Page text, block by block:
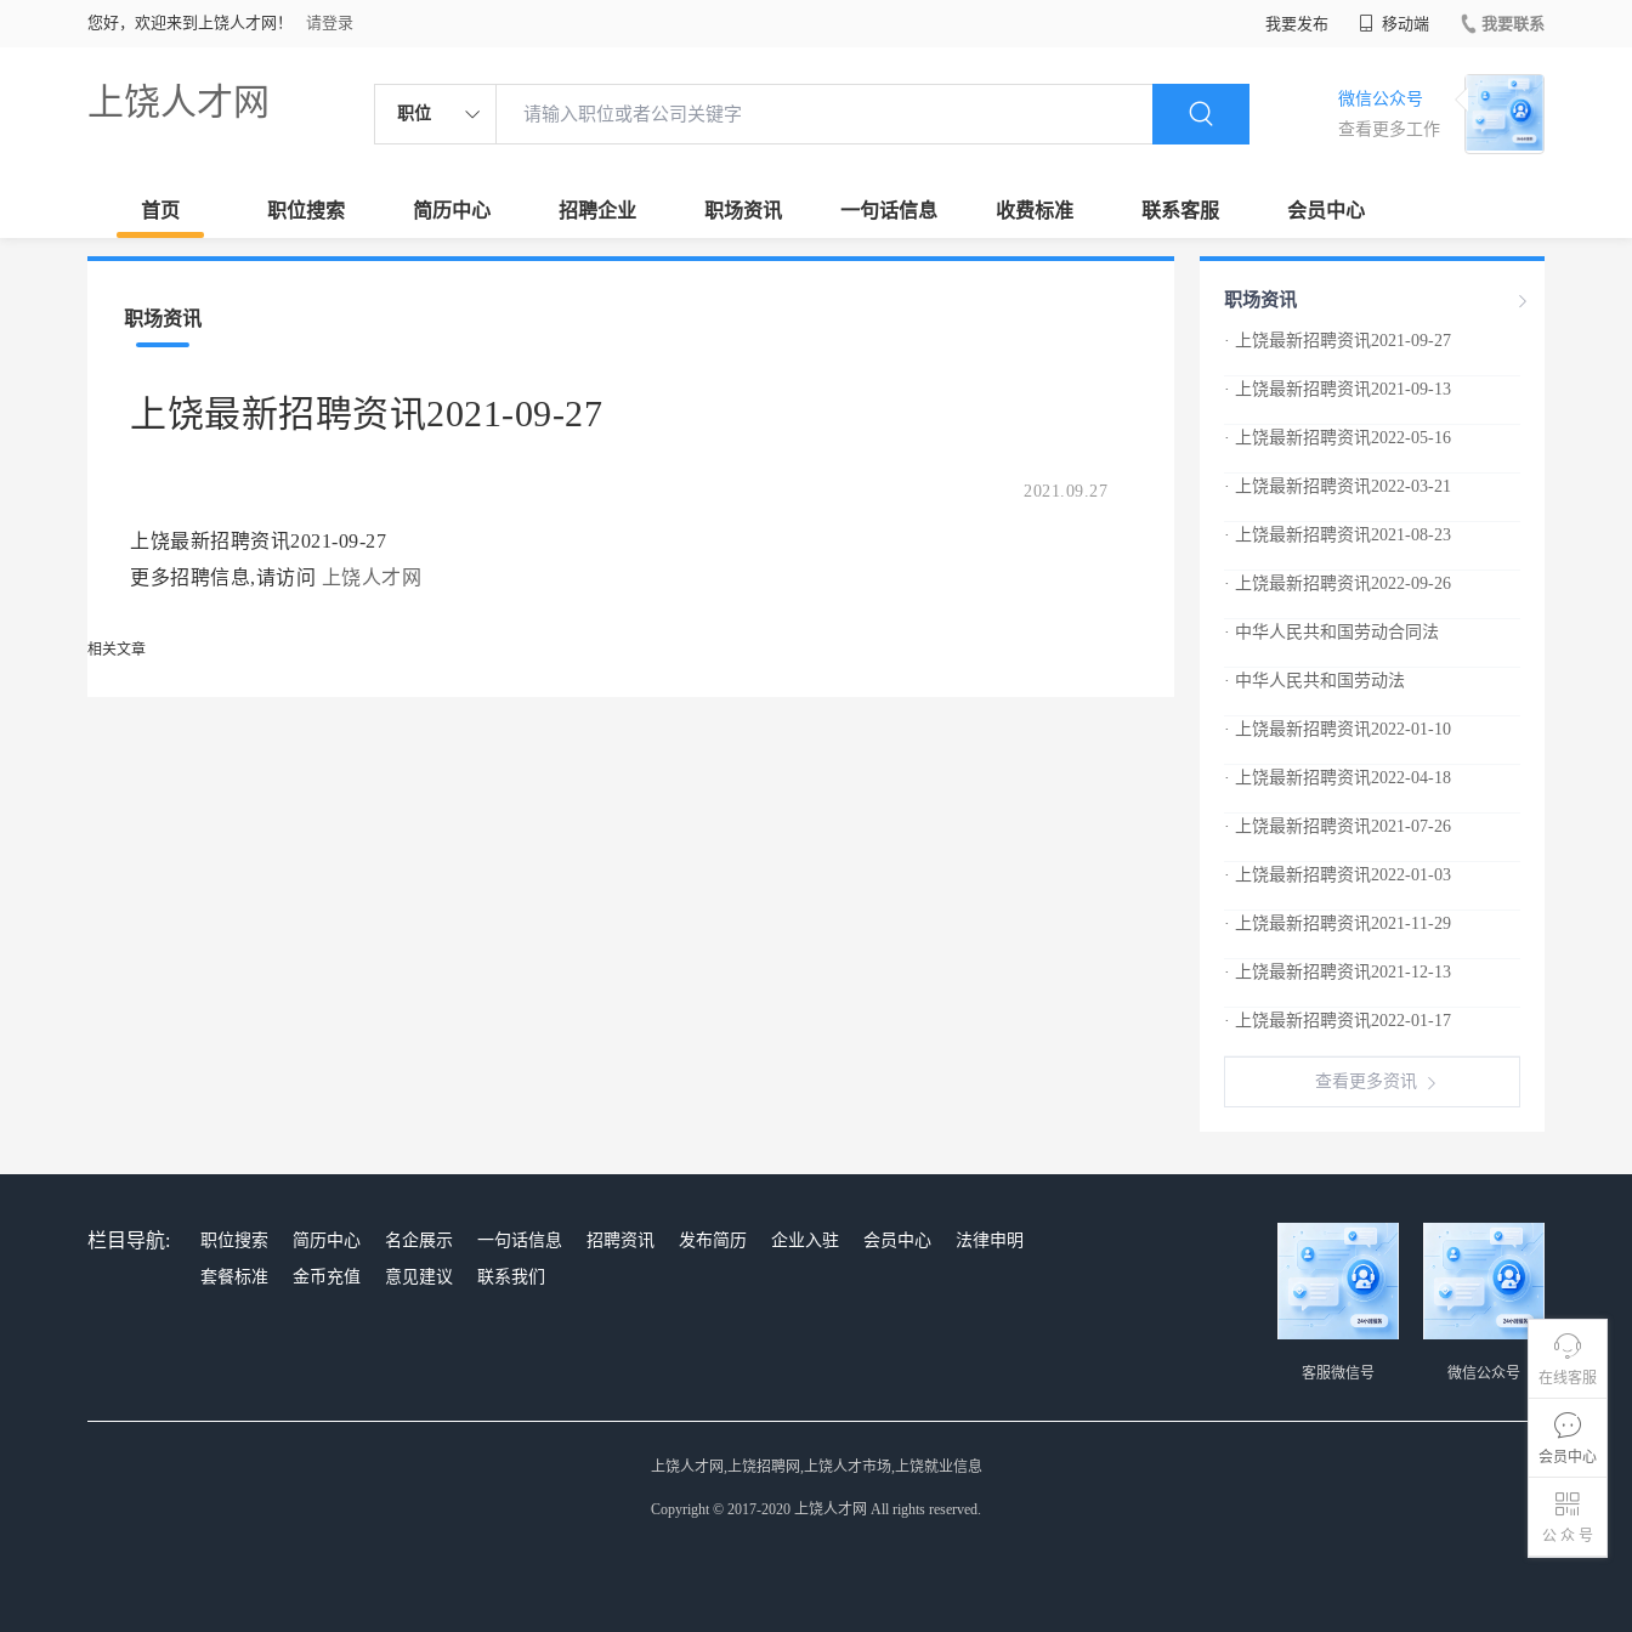
您好，欢迎来到上饶人才网！ 请登录 我要发布 移动端 我要联系
上饶人才网 职位
微信公众号
查看更多工作
首页 职位搜索 简历中心 招聘企业 职场资讯 一句话信息 收费标准 联系客服 会员中心
在线客服
会员中心
公 众 号
职场资讯
上饶最新招聘资讯2021-09-27
2021.09.27
上饶最新招聘资讯2021-09-27
更多招聘信息,请访问
上饶人才网
相关文章
职场资讯
· 上饶最新招聘资讯2021-09-27
· 上饶最新招聘资讯2021-09-13
· 上饶最新招聘资讯2022-05-16
· 上饶最新招聘资讯2022-03-21
· 上饶最新招聘资讯2021-08-23
· 上饶最新招聘资讯2022-09-26
· 中华人民共和国劳动合同法
· 中华人民共和国劳动法
· 上饶最新招聘资讯2022-01-10
· 上饶最新招聘资讯2022-04-18
· 上饶最新招聘资讯2021-07-26
· 上饶最新招聘资讯2022-01-03
· 上饶最新招聘资讯2021-11-29
· 上饶最新招聘资讯2021-12-13
· 上饶最新招聘资讯2022-01-17
查看更多资讯
栏目导航: 职位搜索 简历中心 名企展示 一句话信息 招聘资讯 发布简历 企业入驻 会员中心
法律申明
套餐标准
金币充值 意见建议 联系我们
微信公众号
客服微信号
上饶人才网,上饶招聘网,上饶人才市场,上饶就业信息
Copyright © 2017-2020 上饶人才网 All rights reserved.